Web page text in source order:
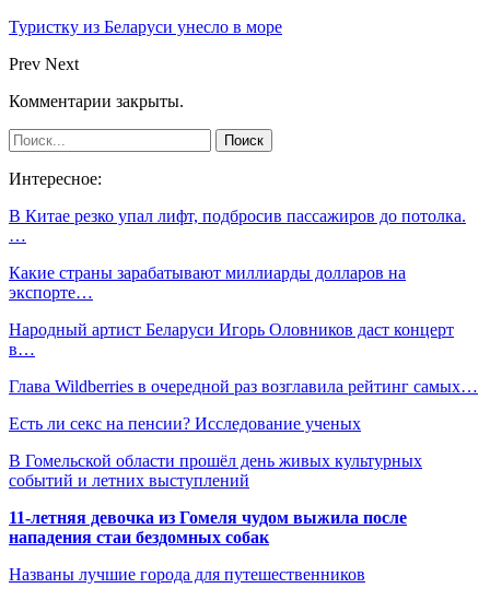
Туристку из Беларуси унесло в море
Prev Next
Комментарии закрыты.
Интересное:
В Китае резко упал лифт, подбросив пассажиров до потолка.
…
Какие страны зарабатывают миллиарды долларов на
экспорте…
Народный артист Беларуси Игорь Оловников даст концерт
в…
Глава Wildberries в очередной раз возглавила рейтинг самых…
Есть ли секс на пенсии? Исследование ученых
В Гомельской области прошёл день живых культурных
событий и летних выступлений
11-летняя девочка из Гомеля чудом выжила после
нападения стаи бездомных собак
Названы лучшие города для путешественников